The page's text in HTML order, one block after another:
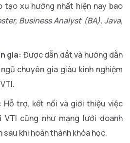
tạo xu hướng nhất hiện nay bao
Business Analyst (BA), Java,
gia: Được dẫn dắt và hướng dẫn
chuyên gia giàu kinh nghiệm
Hỗ trợ, kết nối và giới thiệu việc
cũng như mạng lưới doanh
sau khi hoàn thành khóa học.